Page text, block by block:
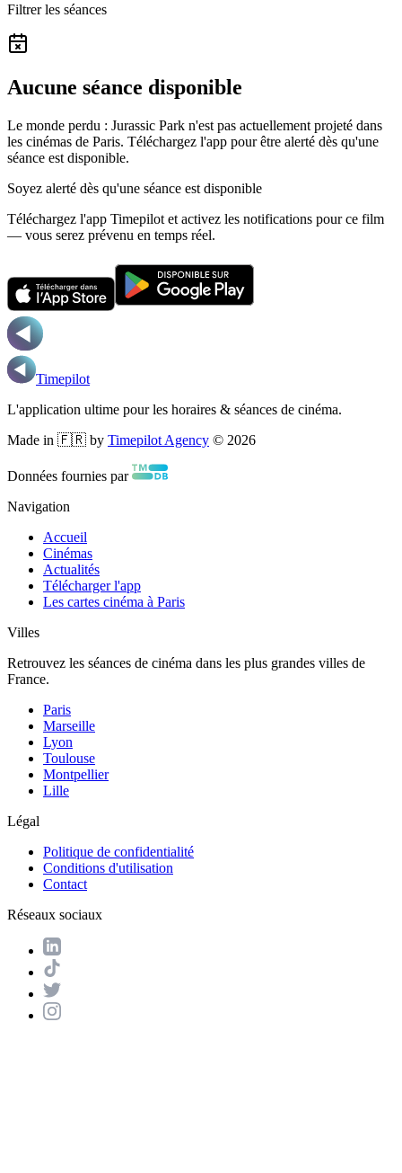
Filtrer les séances
Aucune séance disponible
Le monde perdu : Jurassic Park n'est pas actuellement projeté dans
les cinémas de Paris. Téléchargez l'app pour être alerté dès qu'une
séance est disponible.
Soyez alerté dès qu'une séance est disponible
Téléchargez l'app Timepilot et activez les notifications pour ce film
— vous serez prévenu en temps réel.
Timepilot
L'application ultime pour les horaires & séances de cinéma.
Made in 🇫🇷 by Timepilot Agency © 2026
Données fournies par
Navigation
Accueil
Cinémas
Actualités
Télécharger l'app
Les cartes cinéma à Paris
Villes
Retrouvez les séances de cinéma dans les plus grandes villes de
France.
Paris
Marseille
Lyon
Toulouse
Montpellier
Lille
Légal
Politique de confidentialité
Conditions d'utilisation
Contact
Réseaux sociaux